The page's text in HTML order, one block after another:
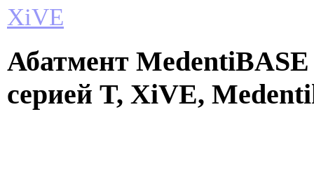
XiVE
Абатмент
серией T, XiVE,